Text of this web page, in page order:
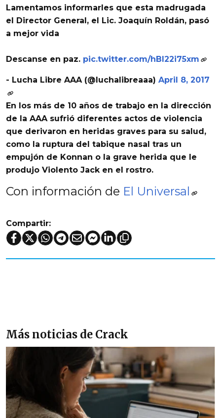
Lamentamos informarles que esta madrugada
el Director General, el Lic. Joaquín Roldán, pasó
a mejor vida
Descanse en paz. pic.twitter.com/hBI22i75xm
- Lucha Libre AAA (@luchalibreaaa) April 8, 2017
En los más de 10 años de trabajo en la dirección
de la AAAsufrió diferentes actos de violencia
que derivaron en heridas graves para su salud,
como la ruptura del tabique nasal tras un
empujón de Konnan o la grave herida que le
produjo Violento Jacken el rostro.
Con información de El Universal
Compartir:
Más noticias de Crack